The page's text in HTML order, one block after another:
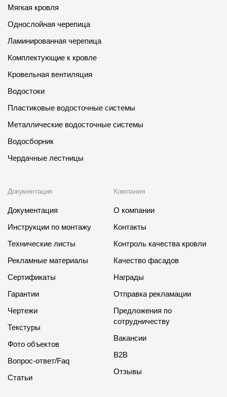
Мягкая кровля
Однослойная черепица
Ламинированная черепица
Комплектующие к кровле
Кровельная вентиляция
Водостоки
Пластиковые водосточные системы
Металлические водосточные системы
Водосборник
Чердачные лестницы
Документация
Документация
Инструкции по монтажу
Технические листы
Рекламные материалы
Сертификаты
Гарантии
Чертежи
Текстуры
Фото объектов
Вопрос-ответ/Faq
Статьи
Компания
О компании
Контакты
Контроль качества кровли
Качество фасадов
Награды
Отправка рекламации
Предложения по
сотрудничеству
Вакансии
B2B
Отзывы